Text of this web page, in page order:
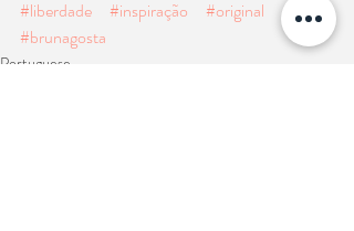
#liberdade
#inspiração #original
#netflix
#brunagosta
Portuguese